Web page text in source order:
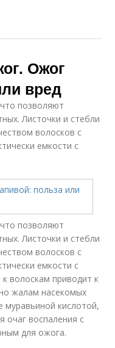
Ожог
вред
позволяют
Листочки и стебли
волосков с
емкости с
позволяют
Листочки и стебли
волосков с
емкости с
волоскам приводит к
жалам насекомых
кислотой,
очаг воспаления с
для ожога.